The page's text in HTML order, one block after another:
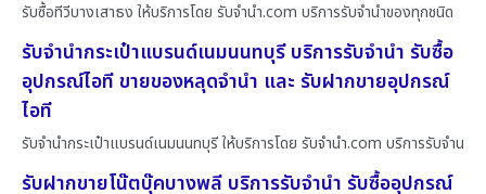
รับซื้อทีวีบางเสาธง ให้บริการโดย รับจํานํา.com บริการรับจำนำของทุกชนิด
รับจำนำกระเป๋าแบรนด์เนมนนทบุรี บริการรับจำนำ รับซื้อ
อุปกรณ์ไอที ขายของหลุดจำนำ และ รับฝากขายอุปกรณ์
ไอที
รับจำนำกระเป๋าแบรนด์เนมนนทบุรี ให้บริการโดย รับจํานํา.com บริการรับจำน
รับฝากขายโน๊ตบุ๊คบางพลี บริการรับจำนำ รับซื้ออุปกรณ์